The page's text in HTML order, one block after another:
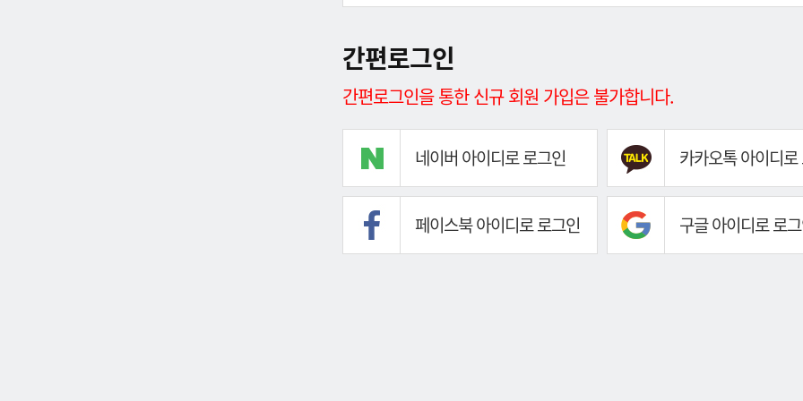
간편로그인
간편로그인을 통한 신규 회원 가입은 불가합니다.
네이버 아이디로 로그인 카카오톡 아이디로
페이스북 아이디로 로그인 구글 아이디로 로